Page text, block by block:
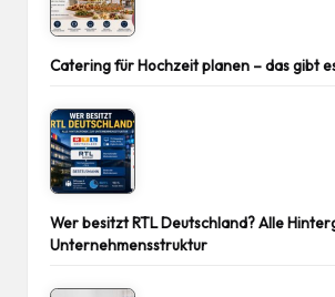
Catering für Hochzeit planen – das gibt
Wer besitzt RTL Deutschland? Alle
Unternehmensstruktur